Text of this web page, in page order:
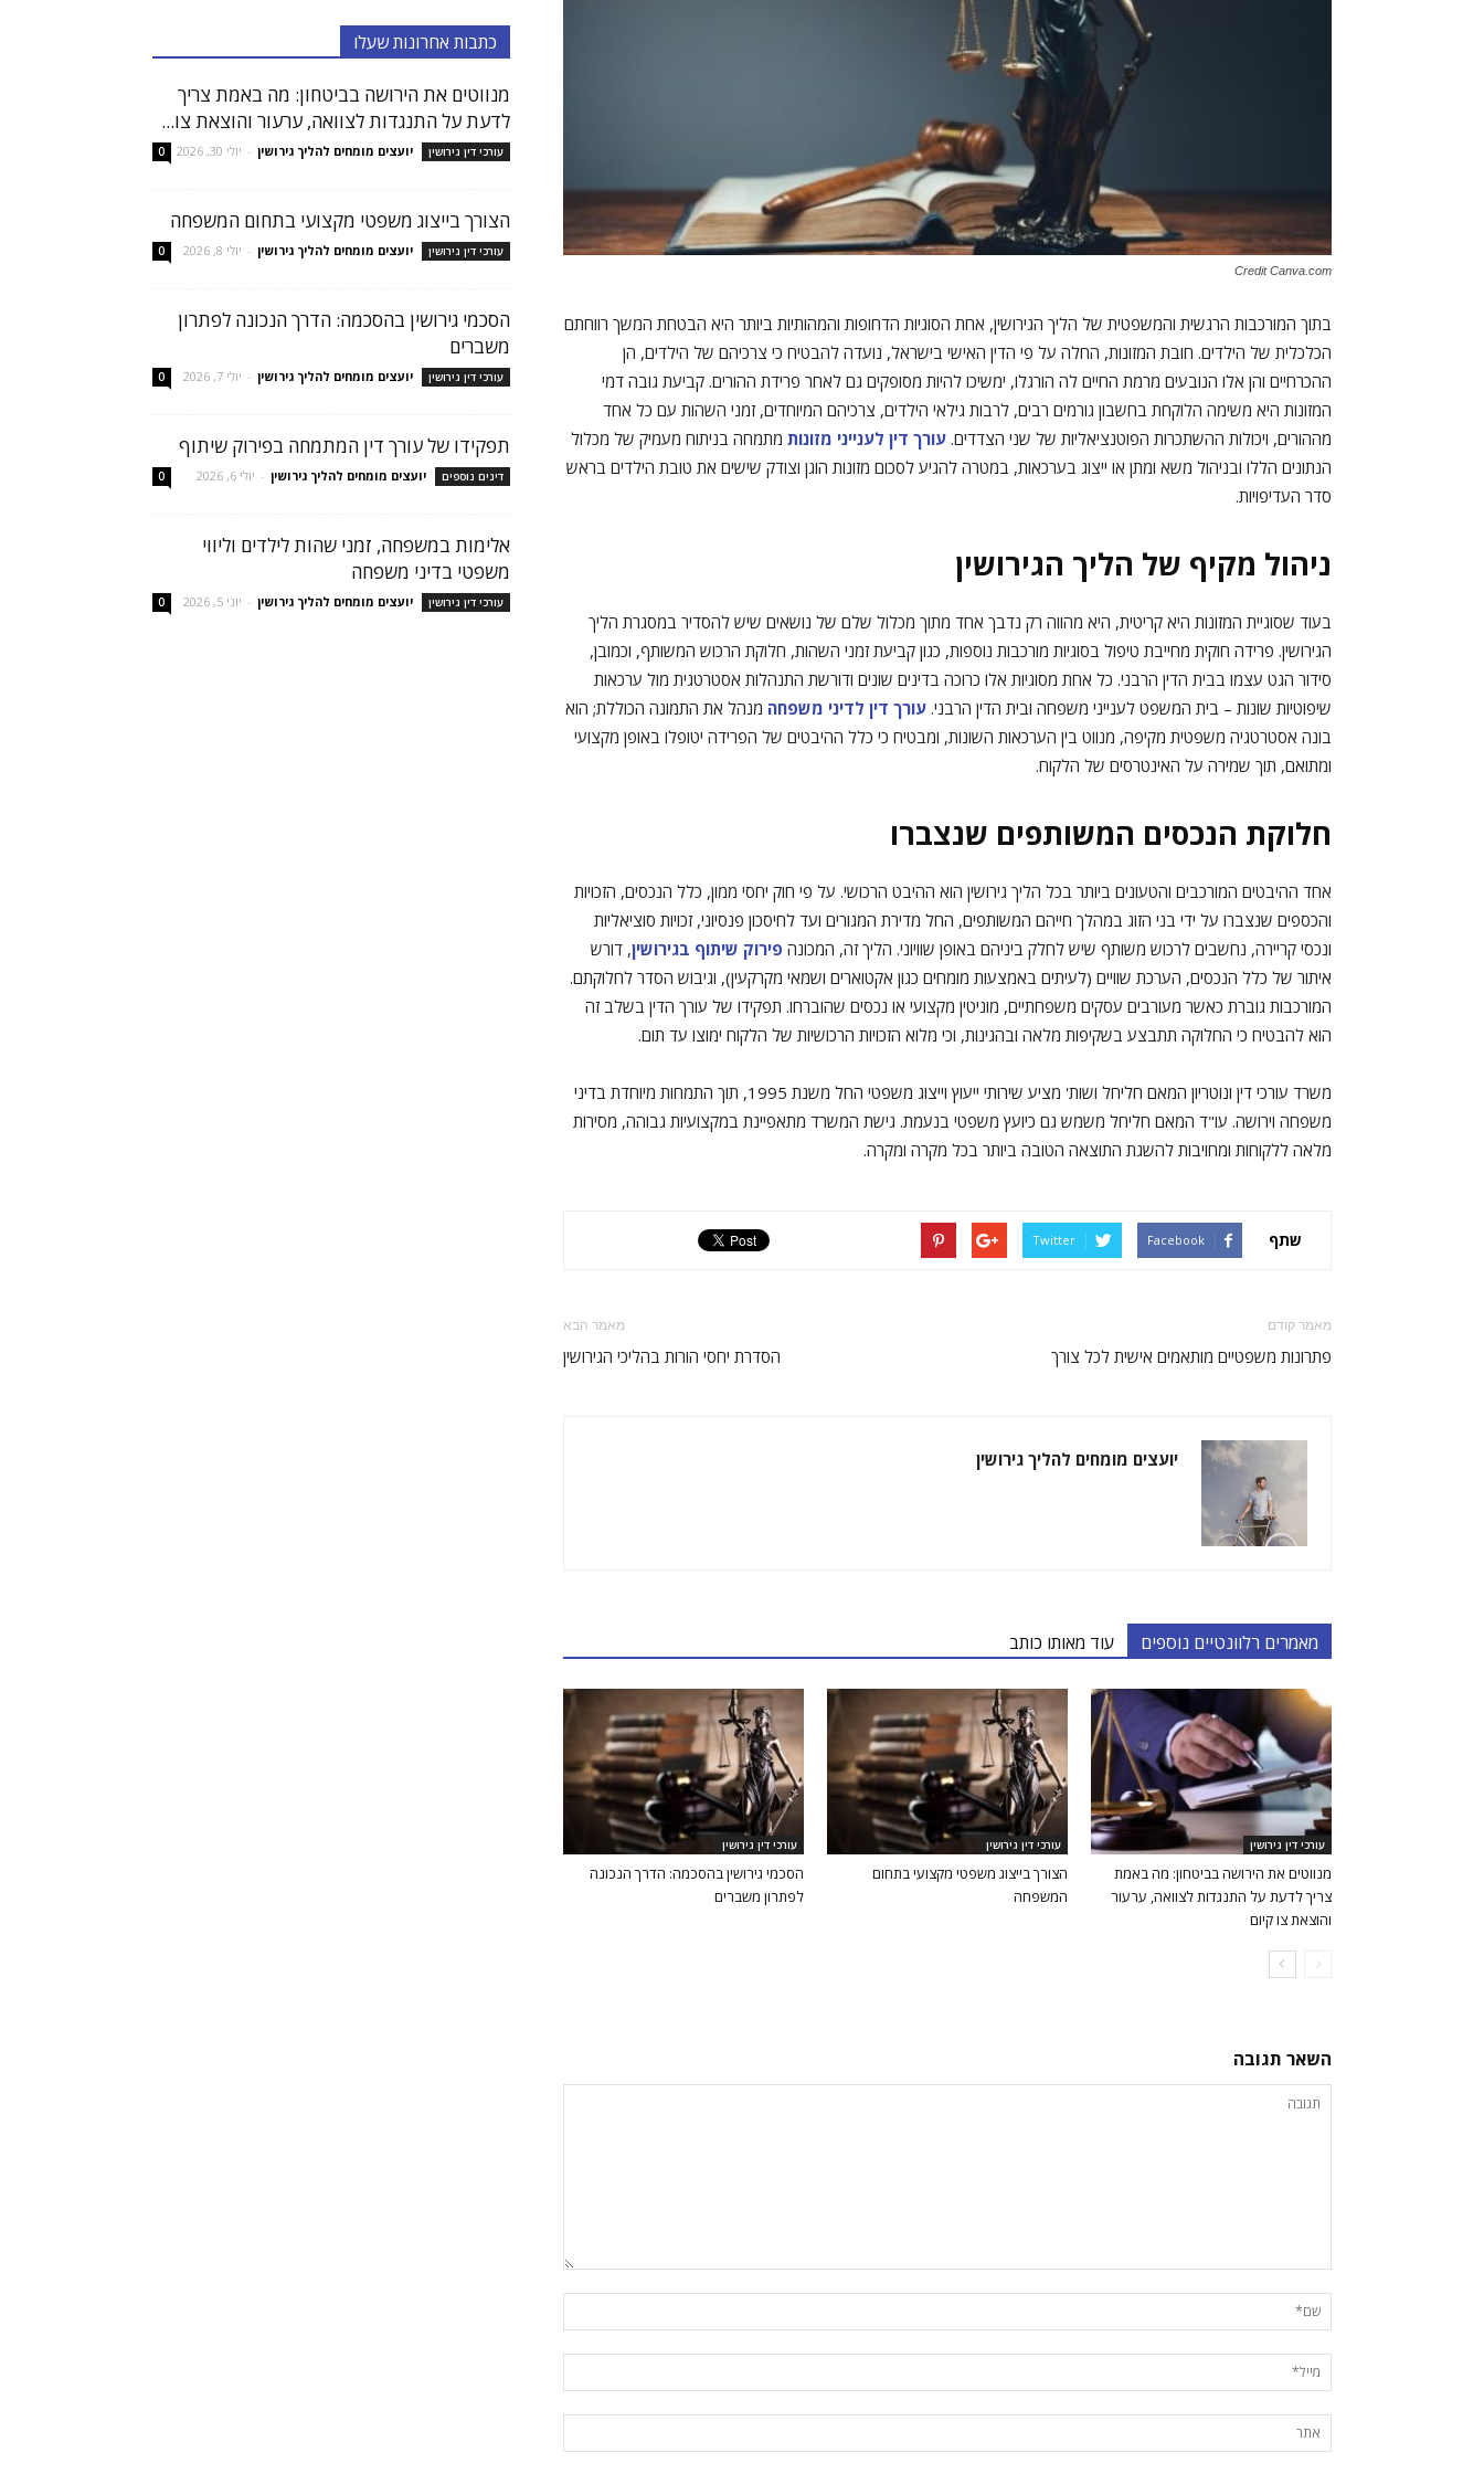
Credit Canva.com
בתוך המורכבות הרגשית והמשפטית של הליך הגירושין, אחת הסוגיות הדחופות והמהותיות ביותר היא הבטחת המשך רווחתם
הכלכלית של הילדים. חובת המזונות, החלה על פי הדין האישי בישראל, נועדה להבטיח כי צרכיהם של הילדים, הן
ההכרחיים והן אלו הנובעים מרמת החיים לה הורגלו, ימשיכו להיות מסופקים גם לאחר פרידת ההורים. קביעת גובה דמי
המזונות היא משימה הלוקחת בחשבון גורמים רבים, לרבות גילאי הילדים, צרכיהם המיוחדים, זמני השהות עם כל אחד
מההורים, ויכולות ההשתכרות הפוטנציאליות של שני הצדדים. עורך דין לענייני מזונות מתמחה בניתוח מעמיק של מכלול
הנתונים הללו ובניהול משא ומתן או ייצוג בערכאות, במטרה להגיע לסכום מזונות הוגן וצודק שישים את טובת הילדים בראש
סדר העדיפויות.
ניהול מקיף של הליך הגירושין
בעוד שסוגיית המזונות היא קריטית, היא מהווה רק נדבך אחד מתוך מכלול שלם של נושאים שיש להסדיר במסגרת הליך
הגירושין. פרידה חוקית מחייבת טיפול בסוגיות מורכבות נוספות, כגון קביעת זמני השהות, חלוקת הרכוש המשותף, וכמובן,
סידור הגט עצמו בבית הדין הרבני. כל אחת מסוגיות אלו כרוכה בדינים שונים ודורשת התנהלות אסטרטגית מול ערכאות
שיפוטיות שונות – בית המשפט לענייני משפחה ובית הדין הרבני. עורך דין לדיני משפחה מנהל את התמונה הכוללת; הוא
בונה אסטרטגיה משפטית מקיפה, מנווט בין הערכאות השונות, ומבטיח כי כלל ההיבטים של הפרידה יטופלו באופן מקצועי
ומתואם, תוך שמירה על האינטרסים של הלקוח.
חלוקת הנכסים המשותפים שנצברו
אחד ההיבטים המורכבים והטעונים ביותר בכל הליך גירושין הוא ההיבט הרכושי. על פי חוק יחסי ממון, כלל הנכסים, הזכויות
והכספים שנצברו על ידי בני הזוג במהלך חייהם המשותפים, החל מדירת המגורים ועד לחיסכון פנסיוני, זכויות סוציאליות
ונכסי קריירה, נחשבים לרכוש משותף שיש לחלק ביניהם באופן שוויוני. הליך זה, המכונה פירוק שיתוף בגירושין, דורש
איתור של כלל הנכסים, הערכת שוויים (לעיתים באמצעות מומחים כגון אקטוארים ושמאי מקרקעין), וגיבוש הסדר לחלוקתם.
המורכבות גוברת כאשר מעורבים עסקים משפחתיים, מוניטין מקצועי או נכסים שהוברחו. תפקידו של עורך הדין בשלב זה
הוא להבטיח כי החלוקה תתבצע בשקיפות מלאה ובהגינות, וכי מלוא הזכויות הרכושיות של הלקוח ימוצו עד תום.
משרד עורכי דין ונוטריון המאם חליחל ושות' מציע שירותי ייעוץ וייצוג משפטי החל משנת 1995, תוך התמחות מיוחדת בדיני
משפחה וירושה. עו"ד המאם חליחל משמש גם כיועץ משפטי בנעמת. גישת המשרד מתאפיינת במקצועיות גבוהה, מסירות
מלאה ללקוחות ומחויבות להשגת התוצאה הטובה ביותר בכל מקרה ומקרה.
שתף Facebook
Twitter
מאמר קודם
פתרונות משפטיים מותאמים אישית לכל צורך
מאמר הבא
הסדרת יחסי הורות בהליכי הגירושין
יועצים מומחים להליך גירושין
מאמרים רלוונטיים נוספים עוד מאותו כותב
עורכי דין גירושין
מנווטים את הירושה בביטחון: מה באמת
צריך לדעת על התנגדות לצוואה, ערעור
והוצאת צו קיום
עורכי דין גירושין
הצורך בייצוג משפטי מקצועי בתחום
המשפחה
עורכי דין גירושין
הסכמי גירושין בהסכמה: הדרך הנכונה
לפתרון משברים
השאר תגובה
כתבות אחרונות שעלו
מנווטים את הירושה בביטחון: מה באמת צריך
לדעת על התנגדות לצוואה, ערעור והוצאת צו...
עורכי דין גירושין יועצים מומחים להליך גירושין - יולי 30, 2026 0
הצורך בייצוג משפטי מקצועי בתחום המשפחה
עורכי דין גירושין יועצים מומחים להליך גירושין - יולי 8, 2026 0
הסכמי גירושין בהסכמה: הדרך הנכונה לפתרון
משברים
עורכי דין גירושין יועצים מומחים להליך גירושין - יולי 7, 2026 0
תפקידו של עורך דין המתמחה בפירוק שיתוף
דינים נוספים יועצים מומחים להליך גירושין - יולי 6, 2026 0
אלימות במשפחה, זמני שהות לילדים וליווי
משפטי בדיני משפחה
עורכי דין גירושין יועצים מומחים להליך גירושין - יוני 5, 2026 0